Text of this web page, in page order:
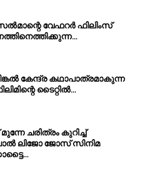
വേഫറർ ഫിലിംസ്
കേന്ദ്ര കഥാപാത്രമാകുന്ന
ടൈറ്റിൽ…
ചരിത്രം കുറിച്ച്
ലിജോ ജോസ് സിനിമ